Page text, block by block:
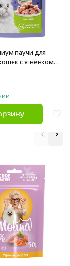
паучи для
с ягненком